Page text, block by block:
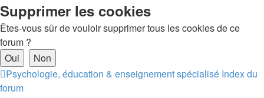
Supprimer les cookies
Êtes-vous sûr de vouloir supprimer tous les cookies de ce
forum ?
Psychologie, éducation & enseignement spécialisé Index du
forum